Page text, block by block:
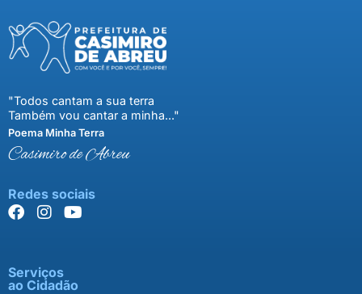
"Todos cantam a sua terra
Também vou cantar a minha..."
Poema Minha Terra
Casimiro de Abreu
Redes sociais
Serviços
ao Cidadão